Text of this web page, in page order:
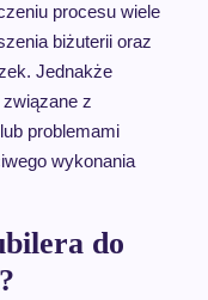
procesu wiele
biżuterii oraz
Jednakże
z
problemami
wykonania
do